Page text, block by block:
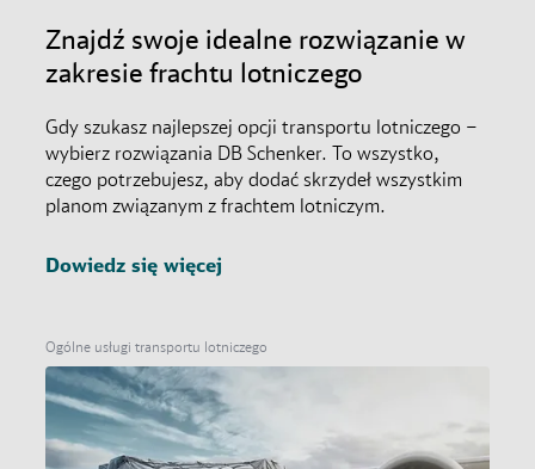
Znajdź swoje idealne rozwiązanie w
zakresie frachtu lotniczego
Gdy szukasz najlepszej opcji transportu lotniczego –
wybierz rozwiązania DB Schenker. To wszystko,
czego potrzebujesz, aby dodać skrzydeł wszystkim
planom związanym z frachtem lotniczym.
Dowiedz się więcej
Ogólne usługi transportu lotniczego